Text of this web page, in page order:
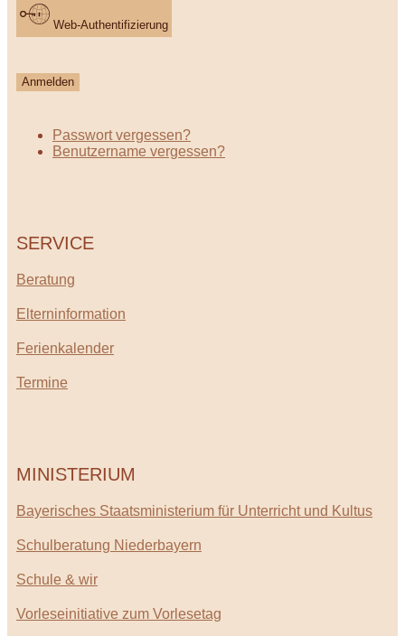
Web-Authentifizierung
Anmelden
Passwort vergessen?
Benutzername vergessen?
SERVICE
Beratung
Elterninformation
Ferienkalender
Termine
MINISTERIUM
Bayerisches Staatsministerium für Unterricht und Kultus
Schulberatung Niederbayern
Schule & wir
Vorleseinitiative zum Vorlesetag